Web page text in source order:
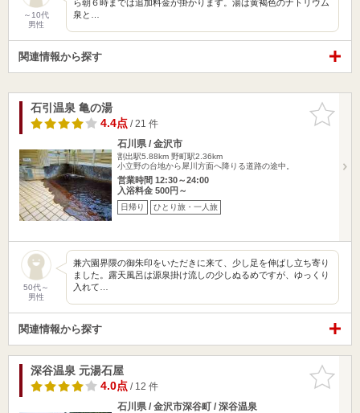
～10代
男性
ら朝６時までは追加料金が掛かります。湯は黄褐色のナトリウム
泉と…
関連情報から探す
お気に入
りに追加
石引温泉 亀の湯
4.4点/ 21 件
石川県 / 金沢市
割出駅5.88km 野町駅2.36km
小立野の台地から犀川方面へ降りる道路の途中。
営業時間 12:30～24:00
入浴料金 500円～
日帰り ひとり旅・一人旅
50代～
男性
兼六園界隈の御朱印をいただきに来て、少し足を伸ばし立ち寄り
ました。露天風呂は源泉掛け流しの少しぬるめですが、ゆっくり
入れて…
関連情報から探す
お気に入
りに追加
深谷温泉 元湯石屋
4.0点/ 12 件
石川県 / 金沢市深谷町 / 深谷温泉